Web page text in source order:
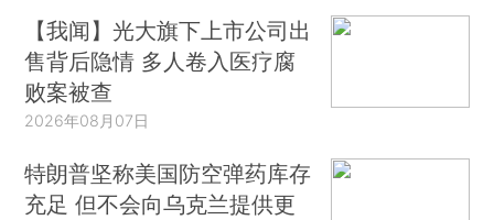
【我闻】光大旗下上市公司出
售背后隐情 多人卷入医疗腐
败案被查
2026年08月07日
特朗普坚称美国防空弹药库存
充足 但不会向乌克兰提供更